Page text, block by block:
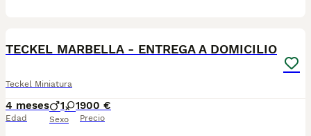
TECKEL MARBELLA - ENTREGA A DOMICILIO
Teckel Miniatura
4 meses
Edad
1 1
Sexo
900 €
Precio